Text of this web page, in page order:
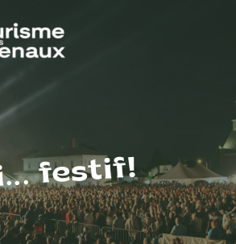
festif!